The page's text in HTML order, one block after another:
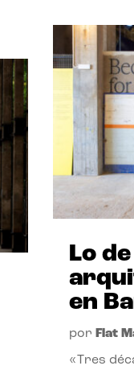
Lo
en
por Flat
«Tres